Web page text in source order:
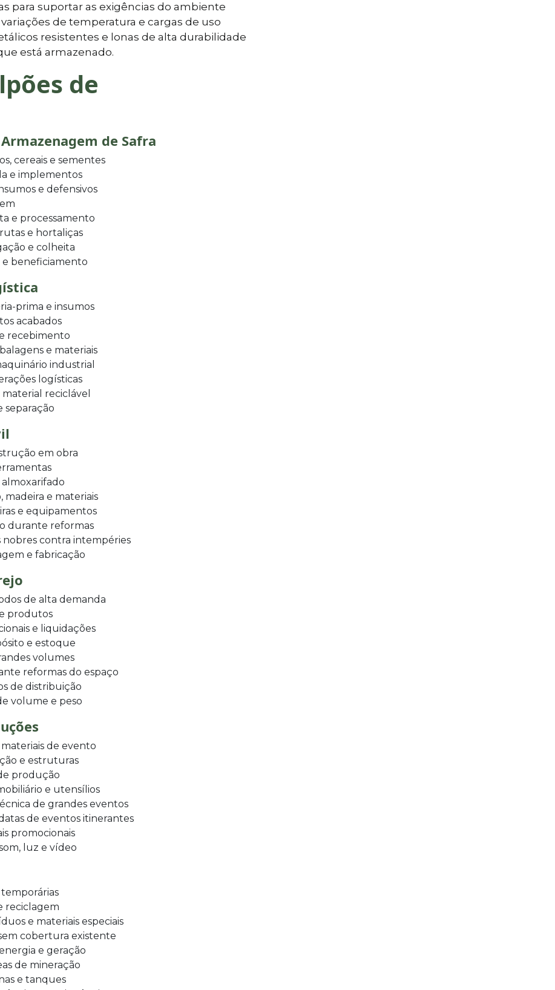
para suportar as exigências do ambiente
de temperatura e cargas de uso
resistentes e lonas de alta durabilidade
está armazenado.
de
de Safra
cereais e sementes
e implementos
e defensivos
e processamento
e hortaliças
e colheita
e beneficiamento
prima e insumos
acabados
recebimento
e materiais
industrial
logísticas
reciclável
separação
em obra
madeira e materiais
e equipamentos
durante reformas
nobres contra intempéries
e fabricação
de alta demanda
produtos
e liquidações
e estoque
volumes
reformas do espaço
de distribuição
volume e peso
de evento
e estruturas
produção
e utensílios
de grandes eventos
de eventos itinerantes
promocionais
luz e vídeo
reciclagem
e materiais especiais
cobertura existente
e geração
de mineração
e tanques